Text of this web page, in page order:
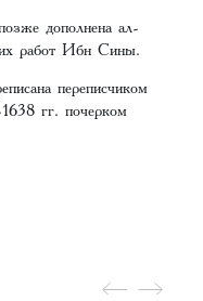
дополнена ал-
работ Ибн Сины.
переписчиком
гг. почерком